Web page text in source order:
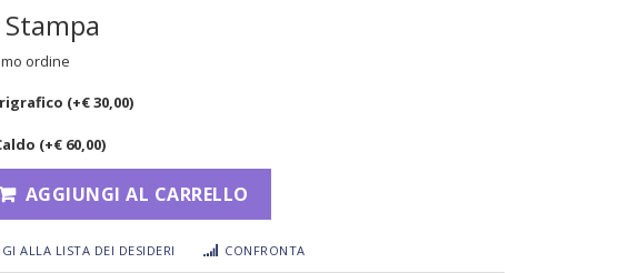
ordine
(+€30,00)
(+€ 60,00)
AGGIUNGI AL CARRELLO
ALLA LISTA DEI DESIDERI CONFRONTA